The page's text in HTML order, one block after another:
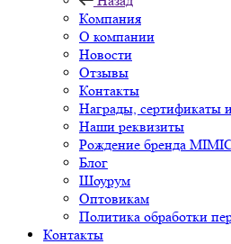
Компания
О компании
Новости
Отзывы
Контакты
Награды, сертификаты
Наши реквизиты
Рождение бренда
Блог
Шоурум
Оптовикам
Политика обработки
Контакты